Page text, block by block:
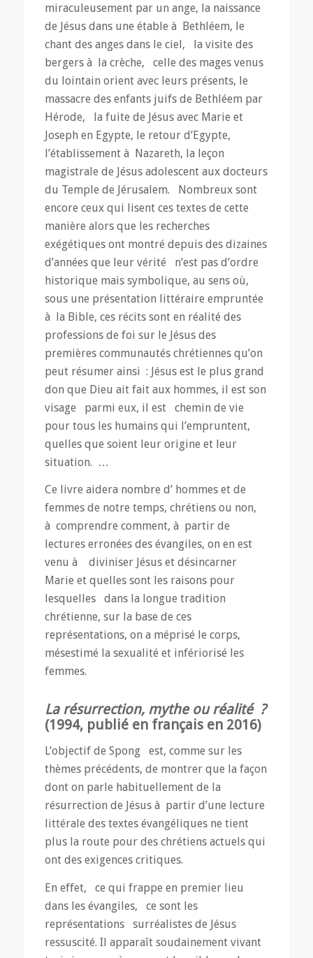
miraculeusement par un ange, la naissance
de Jésus dans une étable à Bethléem, le
chant des anges dans le ciel, la visite des
bergers à la crèche, celle des mages venus
du lointain orient avec leurs présents, le
massacre des enfants juifs de Bethléem par
Hérode, la fuite de Jésus avec Marie et
Joseph en Egypte, le retour d’Egypte,
l’établissement à Nazareth, la leçon
magistrale de Jésus adolescent aux docteurs
du Temple de Jérusalem. Nombreux sont
encore ceux qui lisent ces textes de cette
manière alors que les recherches
exégétiques ont montré depuis des dizaines
d’années que leur vérité n’est pas d’ordre
historique mais symbolique, au sens où,
sous une présentation littéraire empruntée
à la Bible, ces récits sont en réalité des
professions de foi sur le Jésus des
premières communautés chrétiennes qu’on
peut résumer ainsi : Jésus est le plus grand
don que Dieu ait fait aux hommes, il est son
visage parmi eux, il est chemin de vie
pour tous les humains qui l’empruntent,
quelles que soient leur origine et leur
situation. …
Ce livre aidera nombre d’ hommes et de
femmes de notre temps, chrétiens ou non,
à comprendre comment, à partir de
lectures erronées des évangiles, on en est
venu à diviniser Jésus et désincarner
Marie et quelles sont les raisons pour
lesquelles dans la longue tradition
chrétienne, sur la base de ces
représentations, on a méprisé le corps,
mésestimé la sexualité et infériorisé les
femmes.
La résurrection, mythe ou réalité ?
(1994, publié en français en 2016)
L’objectif de Spong est, comme sur les
thèmes précédents, de montrer que la façon
dont on parle habituellement de la
résurrection de Jésus à partir d’une lecture
littérale des textes évangéliques ne tient
plus la route pour des chrétiens actuels qui
ont des exigences critiques.
En effet, ce qui frappe en premier lieu
dans les évangiles, ce sont les
représentations surréalistes de Jésus
ressuscité. Il apparaît soudainement vivant